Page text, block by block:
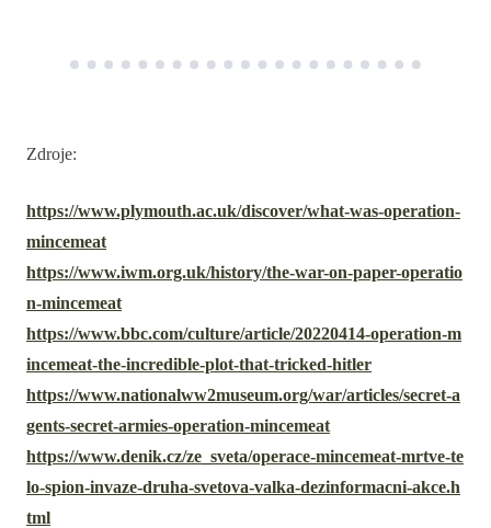
Zdroje:
https://www.plymouth.ac.uk/discover/what-was-operation-
mincemeat
https://www.iwm.org.uk/history/the-war-on-paper-operatio
n-mincemeat
https://www.bbc.com/culture/article/20220414-operation-m
incemeat-the-incredible-plot-that-tricked-hitler
https://www.nationalww2museum.org/war/articles/secret-a
gents-secret-armies-operation-mincemeat
https://www.denik.cz/ze_sveta/operace-mincemeat-mrtve-te
lo-spion-invaze-druha-svetova-valka-dezinformacni-akce.h
tml